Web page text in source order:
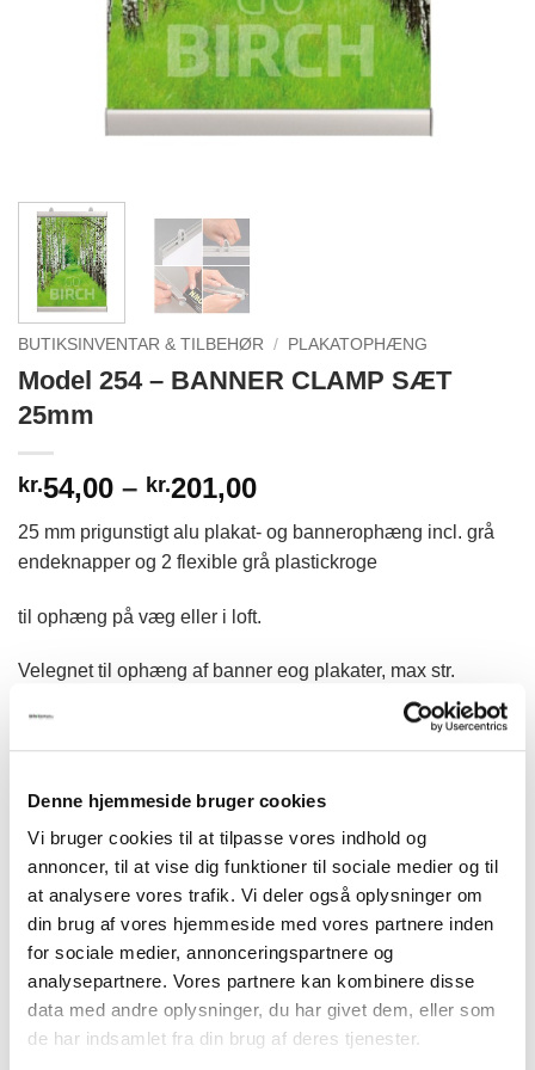
Denne hjemmeside bruger cookies
Vi bruger cookies til at tilpasse vores indhold og
annoncer, til at vise dig funktioner til sociale medier og til
at analysere vores trafik. Vi deler også oplysninger om
din brug af vores hjemmeside med vores partnere inden
for sociale medier, annonceringspartnere og
analysepartnere. Vores partnere kan kombinere disse
data med andre oplysninger, du har givet dem, eller som
de har indsamlet fra din brug af deres tjenester.
BUTIKSINVENTAR & TILBEHØR / PLAKATOPHÆNG
Model 254 – BANNER CLAMP SÆT
25mm
kr.54,00 – kr.201,00Prisinterval:
til
kr.201,00
25 mm prigunstigt alu plakat- og bannerophæng incl. grå
endeknapper og 2 flexible grå plastickroge
til ophæng på væg eller i loft.
Velegnet til ophæng af banner eog plakater, max str.
Model 254 - BANNER CLAMP SÆT 25mm antal
TILFØJ TIL KURV